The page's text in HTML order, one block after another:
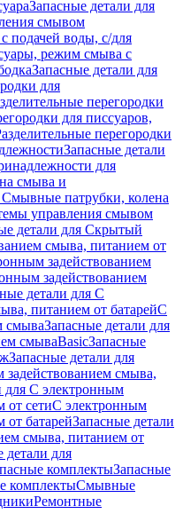
Запасные детали для
смывом
подачей воды, с/для
режим смыва с
Запасные детали для
для
перегородки
для писсуаров,
перегородки
Запасные детали
для
смыва и
Смывные патрубки, колена
управления смывом
детали для Скрытый
смыва, питанием от
задействованием
задействованием
детали для С
питанием от батарейС
смываЗапасные детали для
смываBasicЗапасные
Запасные детали для
смыва,
для С электронным
от сетиС электронным
от батарейЗапасные детали
смыва, питанием от
детали для
комплектыЗапасные
комплектыСмывные
Ремонтные